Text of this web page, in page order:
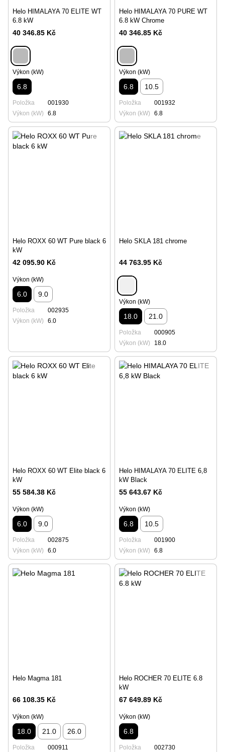
Helo HIMALAYA 70 ELITE WT
6.8 kW
40 346.85 Kč
Výkon (kW)
6.8
Položka
001930
Výkon (kW)
6.8
Helo HIMALAYA 70 PURE WT
6.8 kW Chrome
40 346.85 Kč
Výkon (kW)
6.8 10.5
Položka
001932
Výkon (kW)
6.8
Helo ROXX 60 WT Pure black 6
kW
42 095.90 Kč
Výkon (kW)
6.0 9.0
Položka
002935
Výkon (kW)
6.0
Helo SKLA 181 chrome
44 763.95 Kč
Výkon (kW)
18.0 21.0
Položka
000905
Výkon (kW)
18.0
Helo ROXX 60 WT Elite black 6
kW
55 584.38 Kč
Výkon (kW)
6.0 9.0
Položka
002875
Výkon (kW)
6.0
Helo HIMALAYA 70 ELITE 6,8
kW Black
55 643.67 Kč
Výkon (kW)
6.8 10.5
Položka
001900
Výkon (kW)
6.8
Helo Magma 181
66 108.35 Kč
Výkon (kW)
18.0 21.0 26.0
Položka
000911
Helo ROCHER 70 ELITE 6.8
kW
67 649.89 Kč
Výkon (kW)
6.8
Položka
002730